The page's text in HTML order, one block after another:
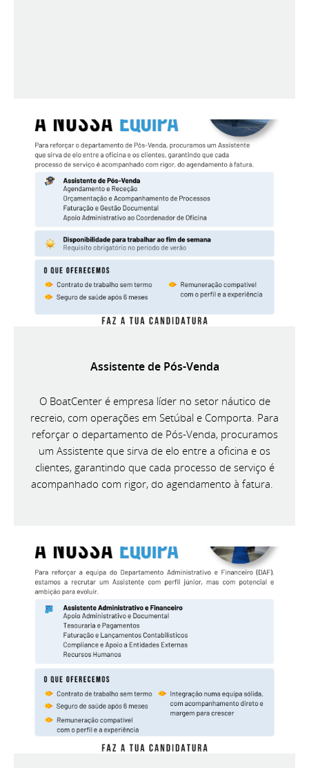
Assistente de Pós-Venda
O BoatCenter é empresa líder no setor náutico de
recreio, com operações em Setúbal e Comporta. Para
reforçar o departamento de Pós-Venda, procuramos
um Assistente que sirva de elo entre a oficina e os
clientes, garantindo que cada processo de serviço é
acompanhado com rigor, do agendamento à fatura.